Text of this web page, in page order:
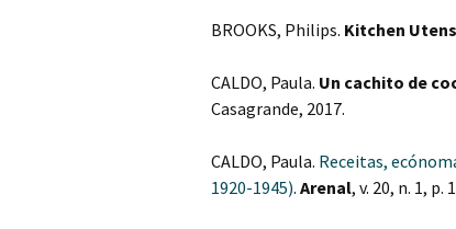
BROOKS, Philips. Kitchen
CALDO, Paula. Un cachito de
Casagrande, 2017.
CALDO, Paula. Receitas,
1920-1945). Arenal, v. 20, n. 1,